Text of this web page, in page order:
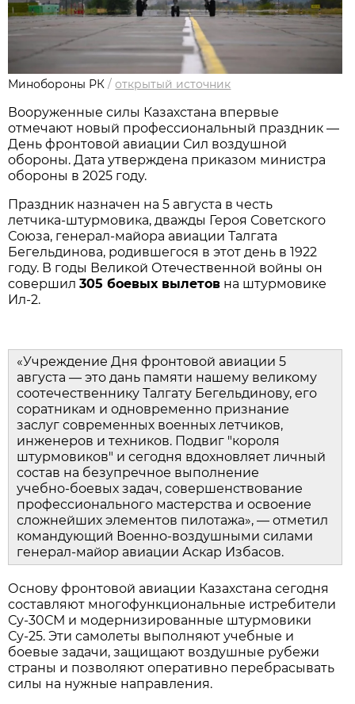
Минобороны РК /открытый источник
Вооруженные силы Казахстана впервые
отмечают новый профессиональный праздник —
День фронтовой авиации Сил воздушной
обороны. Дата утверждена приказом министра
обороны в 2025 году.
Праздник назначен на 5 августа в честь
летчика‑штурмовика, дважды Героя Советского
Союза, генерал‑майора авиации Талгата
Бегельдинова, родившегося в этот день в 1922
году. В годы Великой Отечественной войны он
совершил 305 боевых вылетов на штурмовике
Ил‑2.
«Учреждение Дня фронтовой авиации 5
августа — это дань памяти нашему великому
соотечественнику Талгату Бегельдинову, его
соратникам и одновременно признание
заслуг современных военных летчиков,
инженеров и техников. Подвиг "короля
штурмовиков" и сегодня вдохновляет личный
состав на безупречное выполнение
учебно‑боевых задач, совершенствование
профессионального мастерства и освоение
сложнейших элементов пилотажа», — отметил
командующий Военно‑воздушными силами
генерал‑майор авиации Аскар Избасов.
Основу фронтовой авиации Казахстана сегодня
составляют многофункциональные истребители
Су‑30СМ и модернизированные штурмовики
Су‑25. Эти самолеты выполняют учебные и
боевые задачи, защищают воздушные рубежи
страны и позволяют оперативно перебрасывать
силы на нужные направления.